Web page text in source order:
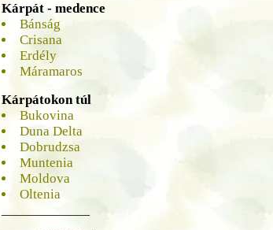
Kárpát - medence
Bánság
Crisana
Erdély
Máramaros
Kárpátokon túl
Bukovina
Duna Delta
Dobrudzsa
Muntenia
Moldova
Oltenia